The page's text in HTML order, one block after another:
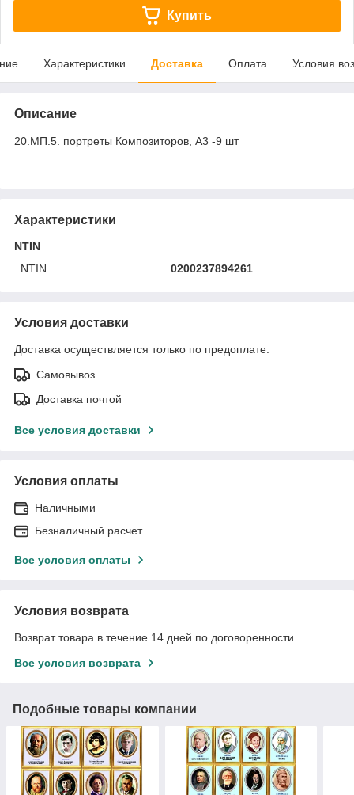
Купить
Характеристики Доставка Оплата Условия
Описание
20.МП.5. портреты Композиторов, А3 -9 шт
Характеристики
NTIN
NTIN
0200237894261
Условия доставки
Доставка осуществляется только по предоплате.
Самовывоз
Доставка почтой
Все условия доставки
Условия оплаты
Наличными
Безналичный расчет
Все условия оплаты
Условия возврата
Возврат товара в течение 14 дней по договоренности
Все условия возврата
Подобные товары компании